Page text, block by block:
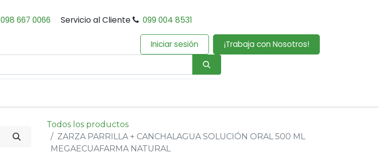
098 667 0066 Servicio al Cliente 099 004 8531
Iniciar sesión ¡Trabaja con Nosotros!
Todos los productos
ZARZA PARRILLA + CANCHALAGUA SOLUCIÓN ORAL 500 ML
MEGAECUAFARMA NATURAL